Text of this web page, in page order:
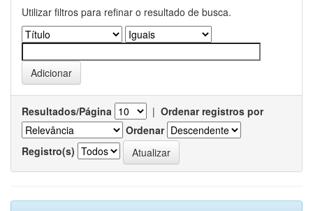
Utilizar filtros para refinar o resultado de busca.
Resultados/Página | Ordenar registros por
Ordenar
Registro(s)